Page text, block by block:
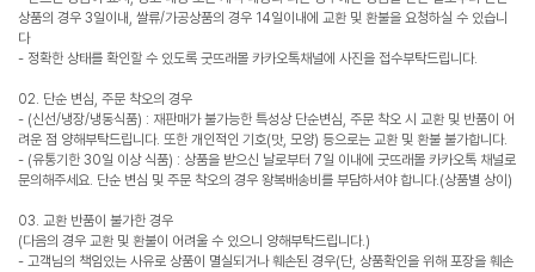
상품의 경우 3일이내, 쌀류/가공상품의 경우 14일이내에 교환 및 환불을 요청하실 수 있습니
다
- 정확한 상태를 확인할 수 있도록 굿뜨래몰 카카오톡채널에 사진을 접수부탁드립니다.
02. 단순 변심, 주문 착오의 경우
- (신선/냉장/냉동식품) : 재판매가 불가능한 특성상 단순변심, 주문 착오 시 교환 및 반품이 어
려운 점 양해부탁드립니다. 또한 개인적인 기호(맛, 모양) 등으로는 교환 및 환불 불가합니다.
- (유통기한 30일 이상 식품) : 상품을 받으신 날로부터 7일 이내에 굿뜨래몰 카카오톡 채널로
문의해주세요. 단순 변심 및 주문 착오의 경우 왕복배송비를 부담하셔야 합니다.(상품별 상이)
03. 교환 반품이 불가한 경우
(다음의 경우 교환 및 환불이 어려울 수 있으니 양해부탁드립니다.)
- 고객님의 책임있는 사유로 상품이 멸실되거나 훼손된 경우(단, 상품확인을 위해 포장을 훼손